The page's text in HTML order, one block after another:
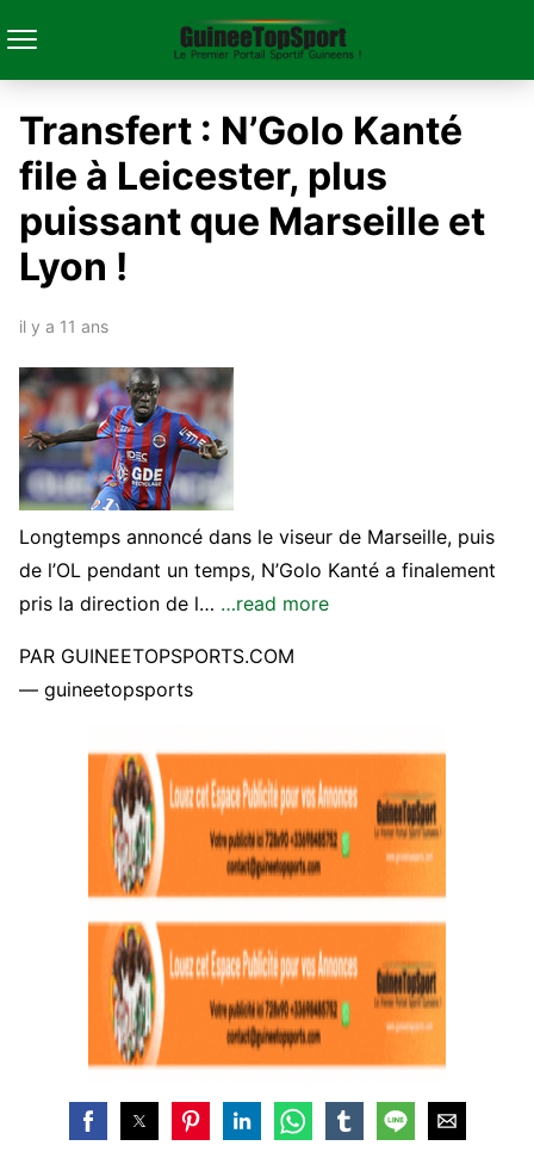
Transfert : N’Golo Kanté
file à Leicester, plus
puissant que Marseille et
Lyon !
il y a 11 ans
Longtemps annoncé dans le viseur de Marseille, puis
de l’OL pendant un temps, N’Golo Kanté a finalement
pris la direction de l… …read more
PAR GUINEETOPSPORTS.COM
— guineetopsports